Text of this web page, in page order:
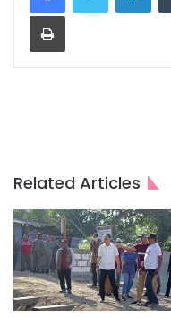
Print
Related Articles